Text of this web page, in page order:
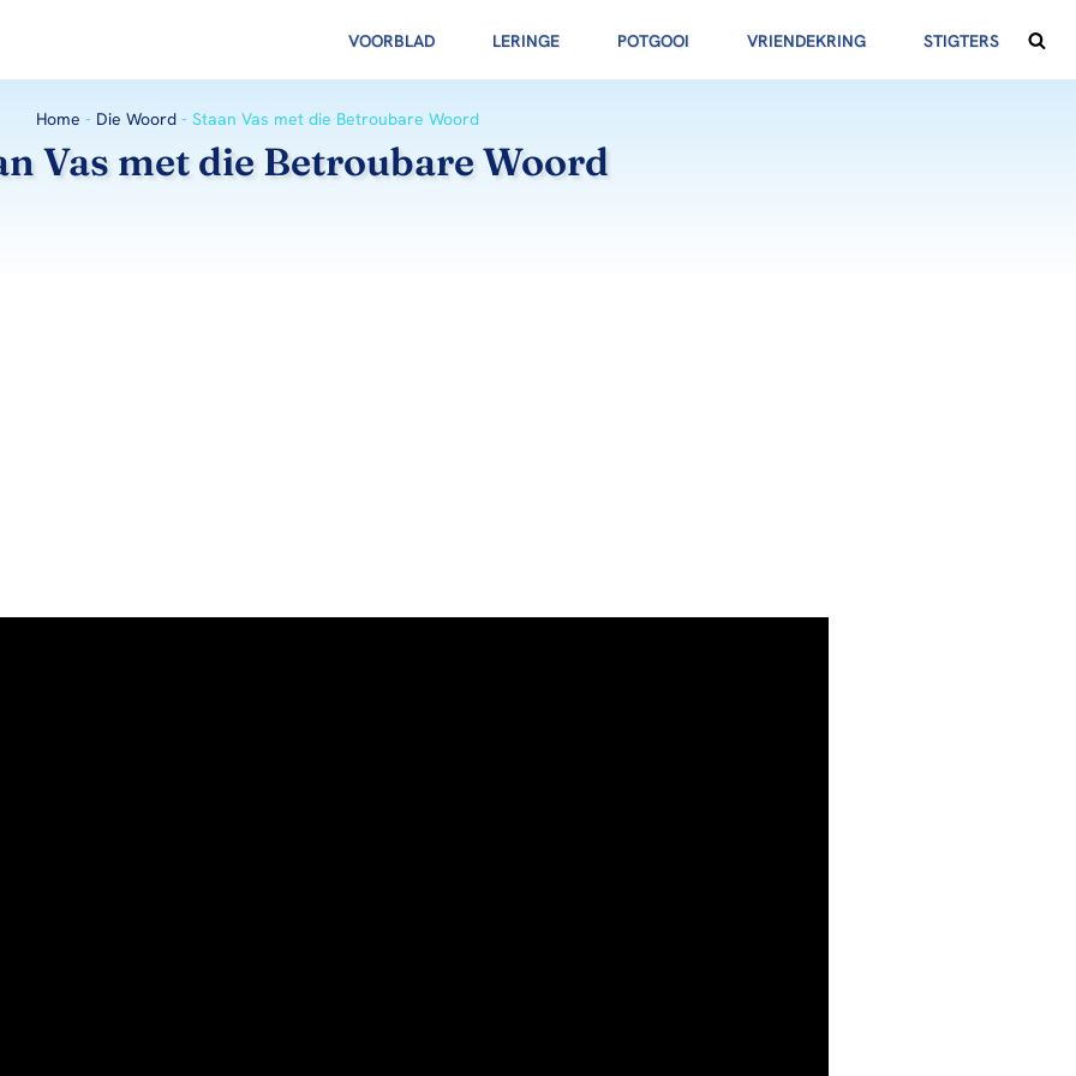
VOORBLAD LERINGE POTGOOI VRIENDEKRING STIGTERS
Home - Die Woord- Staan Vas met die Betroubare Woord
Vas met die Betroubare Woord